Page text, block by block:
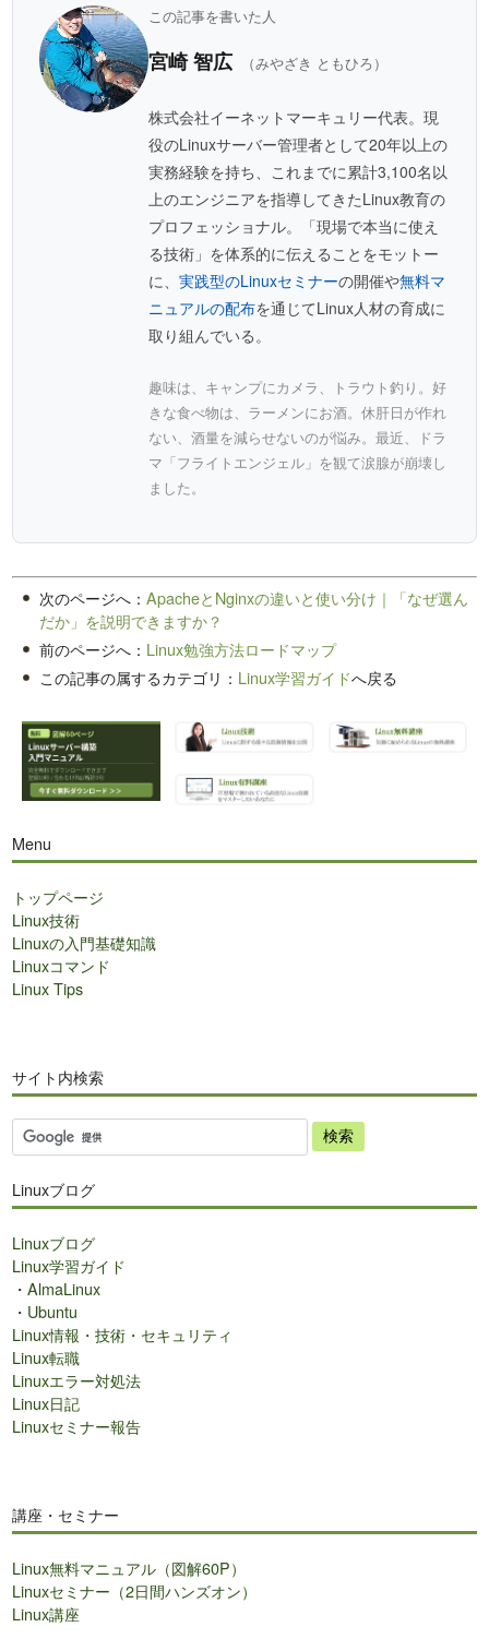
この記事を書いた人
宮崎 智広 （みやざき ともひろ）
株式会社イーネットマーキュリー代表。現
役のLinuxサーバー管理者として20年以上の
実務経験を持ち、これまでに累計3,100名以
上のエンジニアを指導してきたLinux教育の
プロフェッショナル。「現場で本当に使え
る技術」を体系的に伝えることをモットー
に、実践型のLinuxセミナーの開催や無料マ
ニュアルの配布を通じてLinux人材の育成に
取り組んでいる。
趣味は、キャンプにカメラ、トラウト釣り。好
きな食べ物は、ラーメンにお酒。休肝日が作れ
ない、酒量を減らせないのが悩み。最近、ドラ
マ「フライトエンジェル」を観て涙腺が崩壊し
ました。
次のページへ：ApacheとNginxの違いと使い分け｜「なぜ選ん
だか」を説明できますか？
前のページへ： Linux勉強方法ロードマップ
この記事の属するカテゴリ： Linux学習ガイドへ戻る
Menu
トップページ
Linux技術
Linuxの入門基礎知識
Linuxコマンド
Linux Tips
サイト内検索
サ
イ
内
索
Linuxブログ
Linuxブログ
Linux学習ガイド
・AlmaLinux
・ Ubuntu
Linux情報・技術・セキュリティ
Linux転職
Linuxエラー対処法
Linux日記
Linuxセミナー報告
講座・セミナー
Linux無料マニュアル（図解60P）
Linuxセミナー（2日間ハンズオン）
Linux講座